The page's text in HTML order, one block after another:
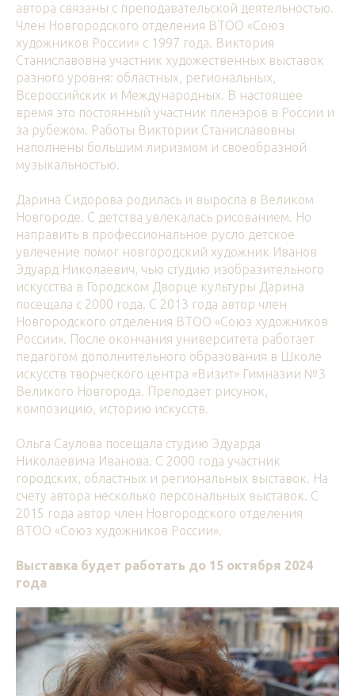
автора связаны с преподавательской деятельностью.
Член Новгородского отделения ВТОО «Союз
художников России» с 1997 года. Виктория
Станиславовна участник художественных выставок
разного уровня: областных, региональных,
Всероссийских и Международных. В настоящее
время это постоянный участник пленэров в России и
за рубежом. Работы Виктории Станиславовны
наполнены большим лиризмом и своеобразной
музыкальностью.
Дарина Сидорова родилась и выросла в Великом
Новгороде. С детства увлекалась рисованием. Но
направить в профессиональное русло детское
увлечение помог новгородский художник Иванов
Эдуард Николаевич, чью студию изобразительного
искусства в Городском Дворце культуры Дарина
посещала с 2000 года. С 2013 года автор член
Новгородского отделения ВТОО «Союз художников
России». После окончания университета работает
педагогом дополнительного образования в Школе
искусств творческого центра «Визит» Гимназии №3
Великого Новгорода. Преподает рисунок,
композицию, историю искусств.
Ольга Саулова посещала студию Эдуарда
Николаевича Иванова. С 2000 года участник
городских, областных и региональных выставок. На
счету автора несколько персональных выставок. С
2015 года автор член Новгородского отделения
ВТОО «Союз художников России».
Выставка будет работать до 15 октября 2024
года